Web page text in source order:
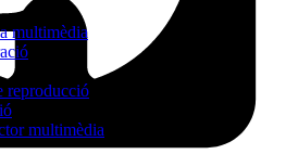
multimèdia
reproducció
multimèdia